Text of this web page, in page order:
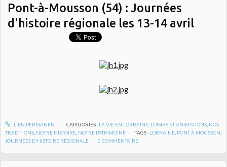
Pont-à-Mousson (54) : Journées
d'histoire régionale les 13-14 avril
LIEN PERMANENT CATÉGORIES : LA VIE EN LORRAINE, LOISIRS ET ANIMATIONS, NOS
TRADITIONS NOTRE HISTOIRE NOTRE PATRIMOINE TAGS : LORRAINE PONT À MOUSSON
JOURNÉES D'HISTOIRE RÉGIONALE
0 COMMENTAIRE